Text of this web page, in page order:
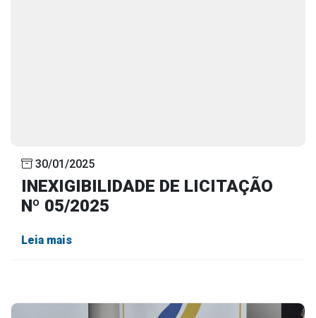
30/01/2025
INEXIGIBILIDADE DE LICITAÇÃO
Nº 05/2025
Leia mais